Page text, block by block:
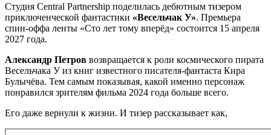
Студия Central Partnership поделилась дебютным тизером
приключенческой фантастики «Весельчак У». Премьера
спин-оффа ленты «Сто лет тому вперёд» состоится 15 апреля
2027 года.
Александр Петров возвращается к роли космического пирата
Весельчака У из книг известного писателя-фантаста Кира
Булычёва. Тем самым показывая, какой именно персонаж
понравился зрителям фильма 2024 года больше всего.
Его даже вернули к жизни. И тизер рассказывает как,